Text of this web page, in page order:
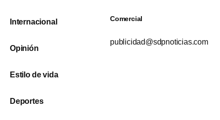
Internacional
Opinión
Estilo de vida
Deportes
Comercial
publicidad@sdpnoticias.com